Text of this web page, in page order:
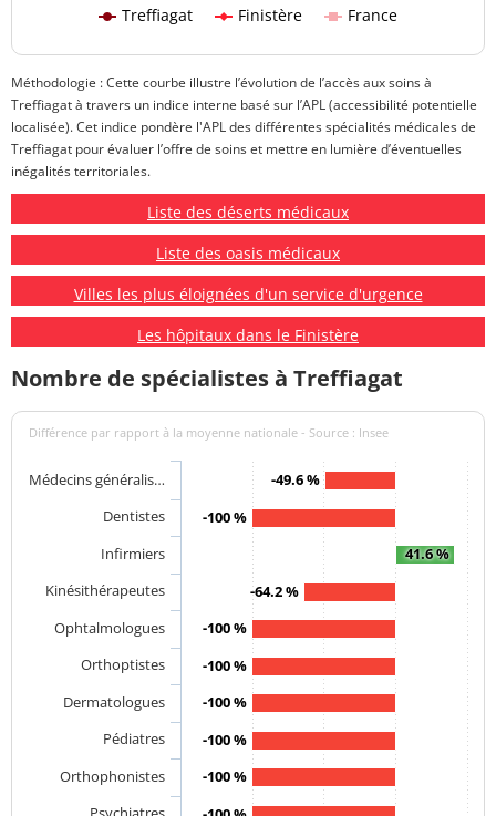
Treffiagat Finistère France
Méthodologie : Cette courbe illustre l’évolution de l’accès aux soins à
Treffiagat à travers un indice interne basé sur l’APL (accessibilité potentielle
localisée). Cet indice pondère l'APL des différentes spécialités médicales de
Treffiagat pour évaluer l’offre de soins et mettre en lumière d’éventuelles
inégalités territoriales.
Liste des déserts médicaux
Liste des oasis médicaux
Villes les plus éloignées d'un service d'urgence
Les hôpitaux dans le Finistère
Nombre de spécialistes à Treffiagat
Différence par rapport à la moyenne nationale - Source : Insee
-49.6 %
-100 %
41.6 %
-64.2 %
-100 %
-100 %
-100 %
-100 %
-100 %
Médecins généralis…
Dentistes
Infirmiers
Kinésithérapeutes
Ophtalmologues
Orthoptistes
Dermatologues
Pédiatres
Orthophonistes